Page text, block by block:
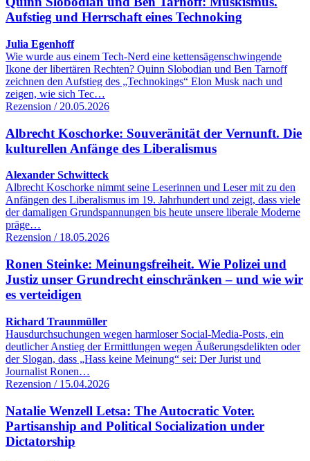
Aufstieg und Herrschaft eines Technoking
Julia Egenhoff
Wie wurde aus einem Tech-Nerd eine kettensägenschwingende
Ikone der libertären Rechten? Quinn Slobodian und Ben Tarnoff
zeichnen den Aufstieg des „Technokings“ Elon Musk nach und
zeigen, wie sich Tec…
Rezension / 20.05.2026
Albrecht Koschorke: Souveränität der Vernunft. Die
kulturellen Anfänge des Liberalismus
Alexander Schwitteck
Albrecht Koschorke nimmt seine Leserinnen und Leser mit zu den
Anfängen des Liberalismus im 19. Jahrhundert und zeigt, dass viele
der damaligen Grundspannungen bis heute unsere liberale Moderne
präge…
Rezension / 18.05.2026
Ronen Steinke: Meinungsfreiheit. Wie Polizei und
Justiz unser Grundrecht einschränken – und wie wir
es verteidigen
Richard Traunmüller
Hausdurchsuchungen wegen harmloser Social-Media-Posts, ein
deutlicher Anstieg der Ermittlungen wegen Äußerungsdelikten oder
der Slogan, dass „Hass keine Meinung“ sei: Der Jurist und
Journalist Ronen…
Rezension / 15.04.2026
Natalie Wenzell Letsa: The Autocratic Voter.
Partisanship and Political Socialization under
Dictatorship